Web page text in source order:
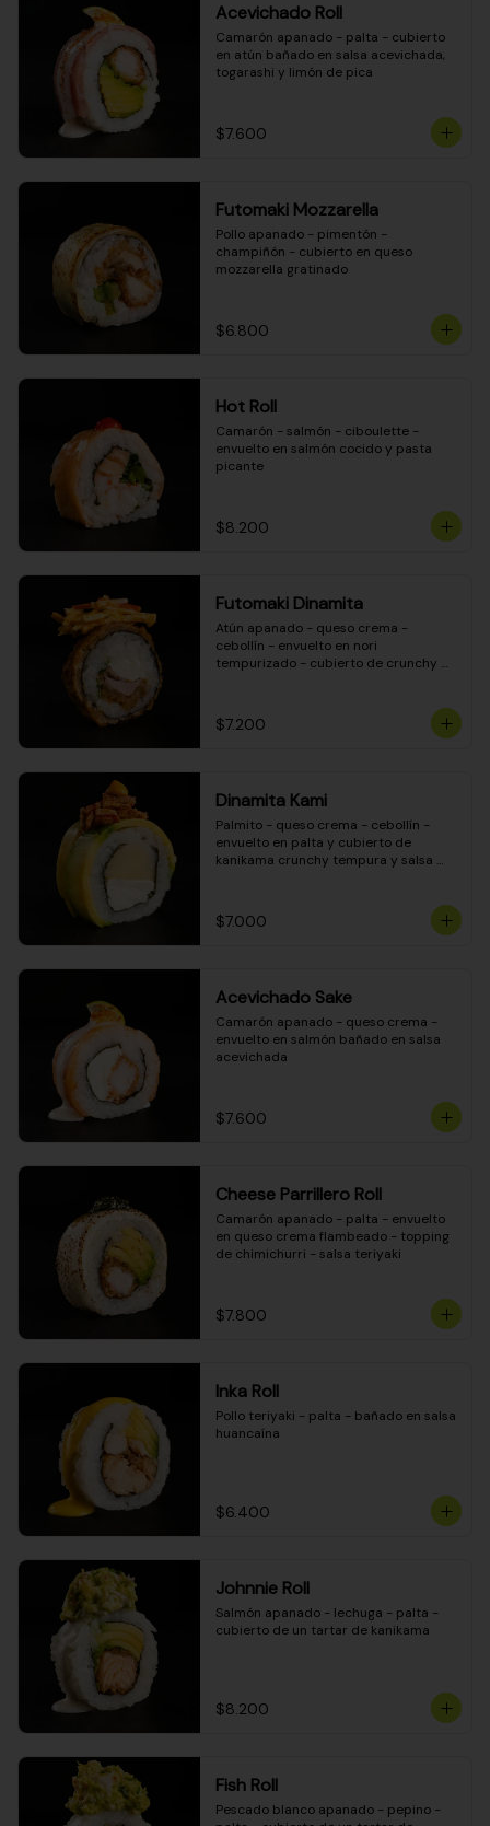
Acevichado Roll
Camarón apanado - palta - cubierto
en atún bañado en salsa acevichada,
togarashi y limón de pica
$7.600
Futomaki Mozzarella
Pollo apanado - pimentón -
champiñón - cubierto en queso
mozzarella gratinado
$6.800
Hot Roll
Camarón - salmón - ciboulette -
envuelto en salmón cocido y pasta
picante
$8.200
Futomaki Dinamita
Atún apanado - queso crema -
cebollín - envuelto en nori
tempurizado - cubierto de crunchy
$7.200
Dinamita Kami
Palmito - queso crema - cebollín -
envuelto en palta y cubierto de
kanikama crunchy tempura y salsa
$7.000
Acevichado Sake
Camarón apanado - queso crema -
envuelto en salmón bañado en salsa
acevichada
$7.600
Cheese Parrillero Roll
Camarón apanado - palta - envuelto
en queso crema flambeado - topping
de chimichurri - salsa teriyaki
$7.800
Inka Roll
Pollo teriyaki - palta - bañado en salsa
huancaína
$6.400
Johnnie Roll
Salmón apanado - lechuga - palta -
cubierto de un tartar de kanikama
$8.200
Fish Roll
Pescado blanco apanado - pepino -